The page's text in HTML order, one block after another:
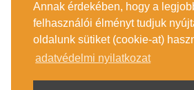
Annak érdekében, hogy a
felhasználói élményt tudjuk
oldalunk sütiket (cookie-at)
adatvédelmi nyilatkozat
1088 BUDAPEST, RÁKÓCZI
MEGKÖZELÍTÉS
JEGYINFORMÁCIÓ
ÍRJON NEKÜNK!
KÖZÉRDEKŰ ADATOK